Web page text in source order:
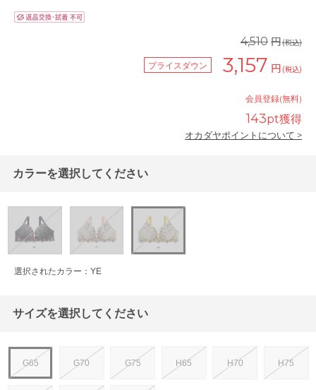
4,510 円(税込)
プライスダウン 3,157 円 (税込)
会員登録(無料)
143pt獲得
オカダヤポイントについて >
カラーを選択してください
選択されたカラー：YE
サイズを選択してください
G65 G70 G75 H65 H70 H75